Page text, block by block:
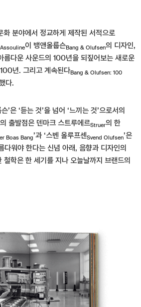
분야에서 정교하게 제작된 서적으로
Assouline이 뱅앤올룹슨Bang & Olufsen의 디자인,
름다운 사운드의 100년을 되짚어보는 새로운
년. 그리고 계속된다Bang & Olufsen: 100
다.
’은 ‘듣는 것’을 넘어 ‘느끼는 것’으로서의
출발점은 덴마크 스트루에르Struer의 한
Boas Bang’과 ‘스벤 올루프센Svend Olufsen’은
다워야 한다는 신념 아래, 음향과 디자인의
학은 한 세기를 지나 오늘날까지 브랜드의